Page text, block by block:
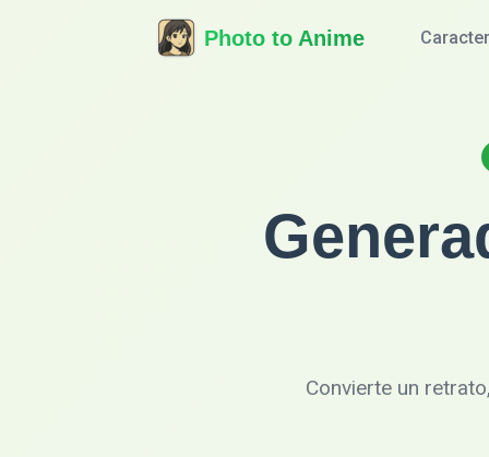
Photo to Anime
Convierte un